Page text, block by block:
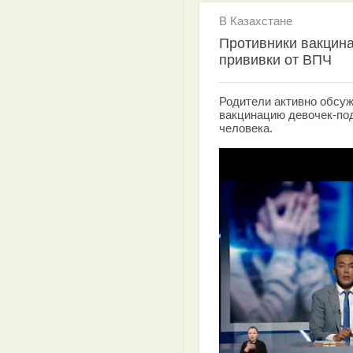
В Казахстане
Противники
прививки от ВПЧ
Родители активно
вакцинацию девочек-
человека.